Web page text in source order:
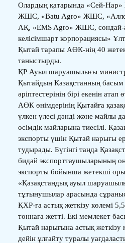
Олардың қатарында «Сей-
ЖШС, «Batu Agro» ЖШС,
АҚ, «EMS Agro» ЖШС, сондай-
келісімшарт корпорациясы»
Қытай тарапы АӨК-нің 40
таныстырды.
ҚР Ауыл шаруашылығы
Қытайдың Қазақстанның
әріптестерінің бірі екенін атап
АӨК өнімдерінің Қытайға
үлкен үлесі дәнді және майлы
өсімдік майларына тиесілі.
экспорты үшін Қытай нарығы
тудырады. Бүгінгі таңда
бидай экспорттаушыларының
экспорты бойынша жетекші
«Қазақстандық ауыл
тұтынушылар арасында
ҚХР-ға астық жеткізу көлемі
тоннаға жетті. Екі мемлекет
Қытай нарығына астық жеткізу
дейін ұлғайту туралы